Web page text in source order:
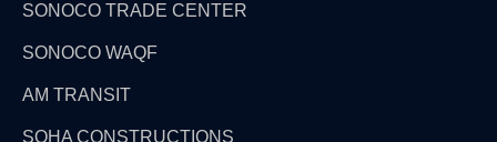
SONOCO TRADE CENTER
SONOCO WAQF
AM TRANSIT
SOHA CONSTRUCTIONS